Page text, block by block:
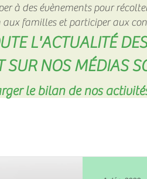
à des évènements pour
familles et participer aux
L'ACTUALITÉ
SUR NOS MÉDIAS
le bilan de nos